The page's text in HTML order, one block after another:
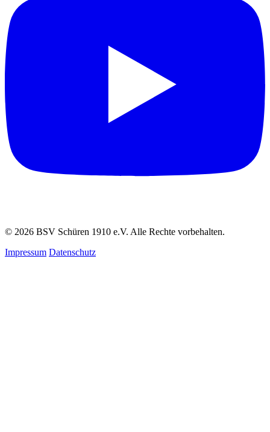
© 2026 BSV Schüren 1910 e.V. Alle Rechte vorbehalten.
Impressum Datenschutz